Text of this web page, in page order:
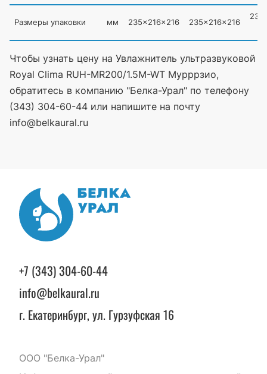
Размеры упаковки мм 235x216x216 235x216x216
Чтобы узнать цену на Увлажнитель ультразвуковой
Royal Clima RUH-MR200/1.5M-WT Мурррзио,
обратитесь в компанию "Белка-Урал" по телефону
(343) 304-60-44 или напишите на почту
info@belkaural.ru
+7 (343) 304-60-44
info@belkaural.ru
г. Екатеринбург, ул. Гурзуфская 16
ООО "Белка-Урал"